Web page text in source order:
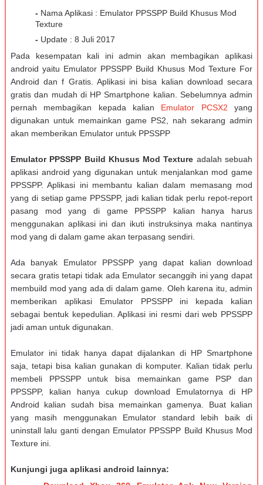
- Nama Aplikasi : Emulator PPSSPP Build Khusus Mod
Texture
- Update : 8 Juli 2017
Pada kesempatan kali ini admin akan membagikan aplikasi
android yaitu Emulator PPSSPP Build Khusus Mod Texture For
Android dan f Gratis. Aplikasi ini bisa kalian download secara
gratis dan mudah di HP Smartphone kalian. Sebelumnya admin
pernah membagikan kepada kalian Emulator PCSX2 yang
digunakan untuk memainkan game PS2, nah sekarang admin
akan memberikan Emulator untuk PPSSPP
Emulator PPSSPP Build Khusus Mod Texture adalah sebuah
aplikasi android yang digunakan untuk menjalankan mod game
PPSSPP. Aplikasi ini membantu kalian dalam memasang mod
yang di setiap game PPSSPP, jadi kalian tidak perlu repot-report
pasang mod yang di game PPSSPP kalian hanya harus
menggunakan aplikasi ini dan ikuti instruksinya maka nantinya
mod yang di dalam game akan terpasang sendiri.
Ada banyak Emulator PPSSPP yang dapat kalian download
secara gratis tetapi tidak ada Emulator secanggih ini yang dapat
membuild mod yang ada di dalam game. Oleh karena itu, admin
memberikan aplikasi Emulator PPSSPP ini kepada kalian
sebagai bentuk kepedulian. Aplikasi ini resmi dari web PPSSPP
jadi aman untuk digunakan.
Emulator ini tidak hanya dapat dijalankan di HP Smartphone
saja, tetapi bisa kalian gunakan di komputer. Kalian tidak perlu
membeli PPSSPP untuk bisa memainkan game PSP dan
PPSSPP, kalian hanya cukup download Emulatornya di HP
Android kalian sudah bisa memainkan gamenya. Buat kalian
yang masih menggunakan Emulator standard lebih baik di
uninstall lalu ganti dengan Emulator PPSSPP Build Khusus Mod
Texture ini.
Kunjungi juga aplikasi android lainnya: